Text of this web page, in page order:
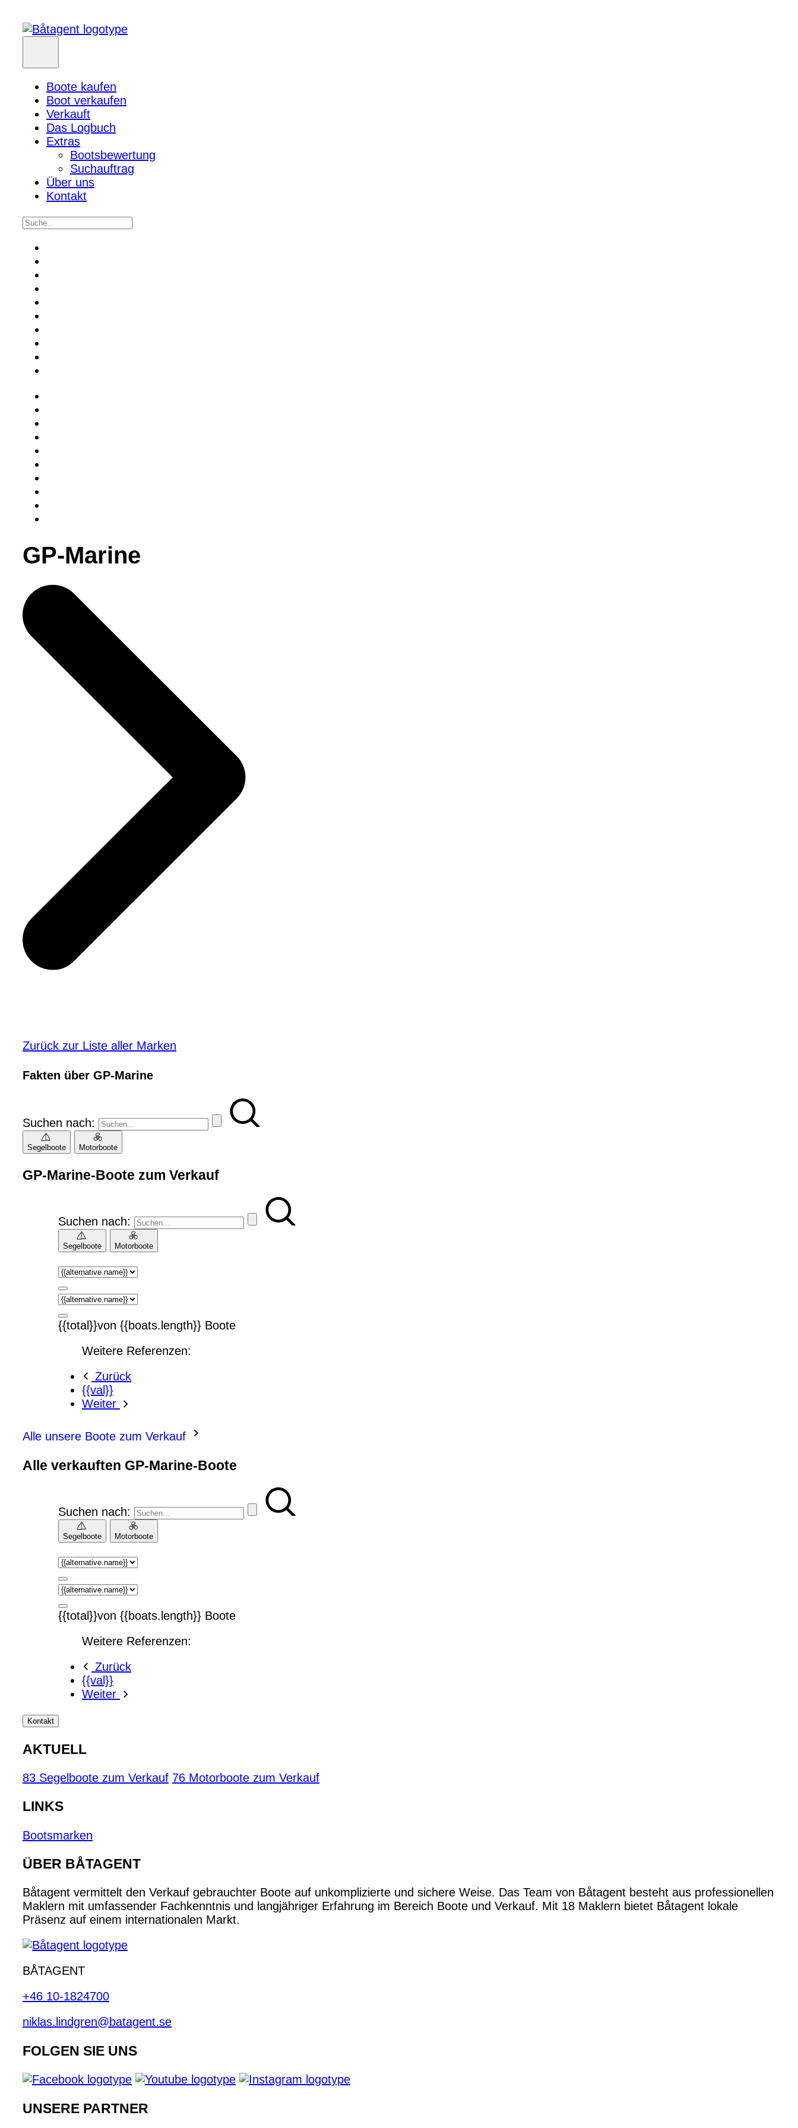
Boote kaufen
Boot verkaufen
Verkauft
Das Logbuch
Extras
Bootsbewertung
Suchauftrag
Über uns
Kontakt
GP-Marine
Zurück zur Liste aller Marken
Fakten über GP-Marine
Suchen nach:
Segelboote Motorboote
GP-Marine-Boote zum Verkauf
Suchen nach:
Segelboote Motorboote
{{total}}von {{boats.length}} Boote
Weitere Referenzen:
Zurück
{{val}}
Weiter
Alle unsere Boote zum Verkauf
Alle verkauften GP-Marine-Boote
Suchen nach:
Segelboote Motorboote
{{total}}von {{boats.length}} Boote
Weitere Referenzen:
Zurück
{{val}}
Weiter
Kontakt
AKTUELL
83 Segelboote zum Verkauf 76 Motorboote zum Verkauf
LINKS
Bootsmarken
ÜBER BÅTAGENT
Båtagent vermittelt den Verkauf gebrauchter Boote auf unkomplizierte und sichere Weise. Das Team von Båtagent besteht aus professionellen
Maklern mit umfassender Fachkenntnis und langjähriger Erfahrung im Bereich Boote und Verkauf. Mit 18 Maklern bietet Båtagent lokale
Präsenz auf einem internationalen Markt.
BÅTAGENT
+46 10-1824700
niklas.lindgren@batagent.se
FOLGEN SIE UNS
UNSERE PARTNER